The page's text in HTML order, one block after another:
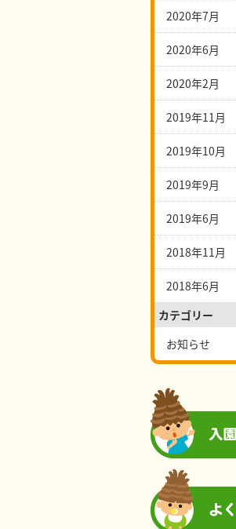
2020年7月
2020年6月
2020年2月
2019年11月
2019年10月
2019年9月
2019年6月
2018年11月
2018年6月
カテゴリー
お知らせ